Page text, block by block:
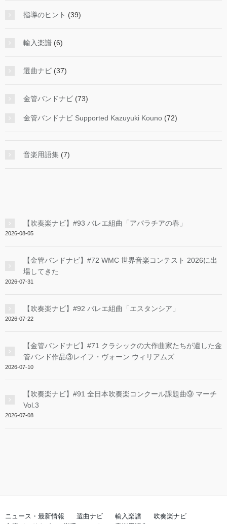
指導のヒント (39)
輸入楽譜 (6)
選曲ナビ (37)
金管バンドナビ (73)
金管バンドナビ Supported Kazuyuki Kouno (72)
音楽用語集 (7)
【吹奏楽ナビ】#93 バレエ組曲「アパラチアの春」
2026-08-05
【金管バンドナビ】#72 WMC 世界音楽コンテスト 2026に出
場してきた
2026-07-31
【吹奏楽ナビ】#92 バレエ組曲「エスタンシア」
2026-07-22
【金管バンドナビ】#71 クラシックの大作曲家たちが遺した金
管バンド作品③レイフ・ヴォーン ウィリアムズ
2026-07-10
【吹奏楽ナビ】#91 全日本吹奏楽コンクール課題曲⑨ マーチ
Vol.3
2026-07-08
ニュース・最新情報 選曲ナビ 輸入楽譜
吹奏楽ナビ